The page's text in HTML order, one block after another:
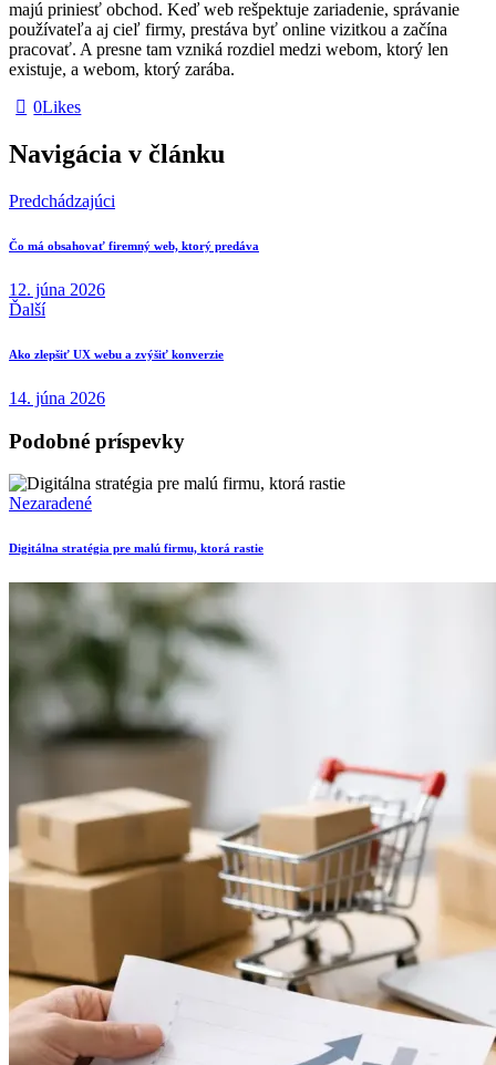
majú priniesť obchod. Keď web rešpektuje zariadenie, správanie
používateľa aj cieľ firmy, prestáva byť online vizitkou a začína
pracovať. A presne tam vzniká rozdiel medzi webom, ktorý len
existuje, a webom, ktorý zarába.
0Likes
Navigácia v článku
Predchádzajúci
Čo má obsahovať firemný web, ktorý predáva
12. júna 2026
Ďalší
Ako zlepšiť UX webu a zvýšiť konverzie
14. júna 2026
Podobné príspevky
Nezaradené
Digitálna stratégia pre malú firmu, ktorá rastie